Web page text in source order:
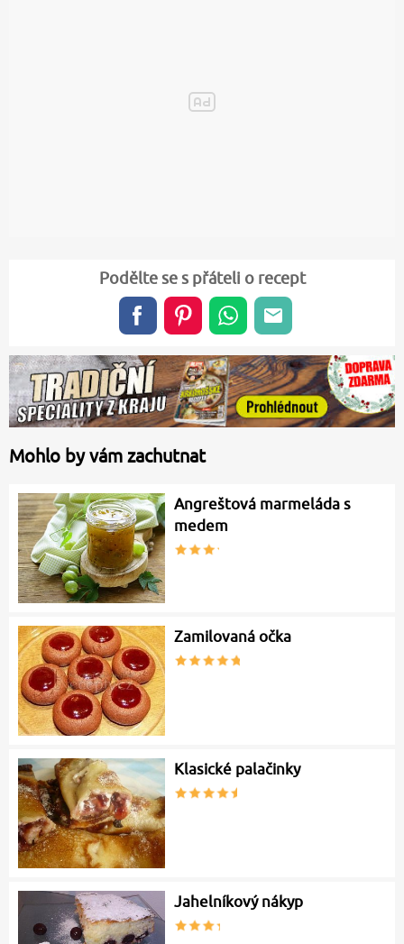
Podělte se s přáteli o recept
Mohlo by vám zachutnat
Angreštová marmeláda s
medem
Zamilovaná očka
Klasické palačinky
Jahelníkový nákyp